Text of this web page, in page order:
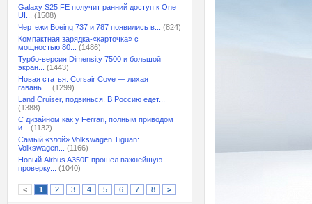
Galaxy S25 FE получит ранний доступ к One
UI...
(1508)
Чертежи Boeing 737 и 787 появились в...
(824)
Компактная зарядка-«карточка» с
мощностью 80...
(1486)
Турбо-версия Dimensity 7500 и большой
экран...
(1443)
Новая статья: Corsair Cove — лихая
гавань....
(1299)
Land Cruiser, подвинься. В Россию едет...
(1388)
С дизайном как у Ferrari, полным приводом
и...
(1132)
Самый «злой» Volkswagen Tiguan:
Volkswagen...
(1166)
Новый Airbus A350F прошел важнейшую
проверку...
(1040)
< 1 2 3 4 5 6 7 8 >